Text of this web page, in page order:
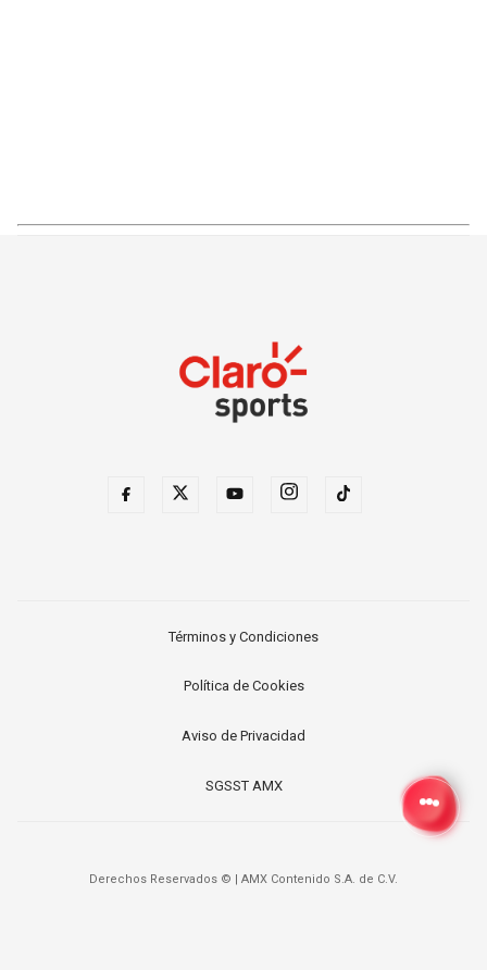
Términos y Condiciones
Política de Cookies
Aviso de Privacidad
SGSST AMX
Derechos Reservados © | AMX Contenido S.A. de C.V.